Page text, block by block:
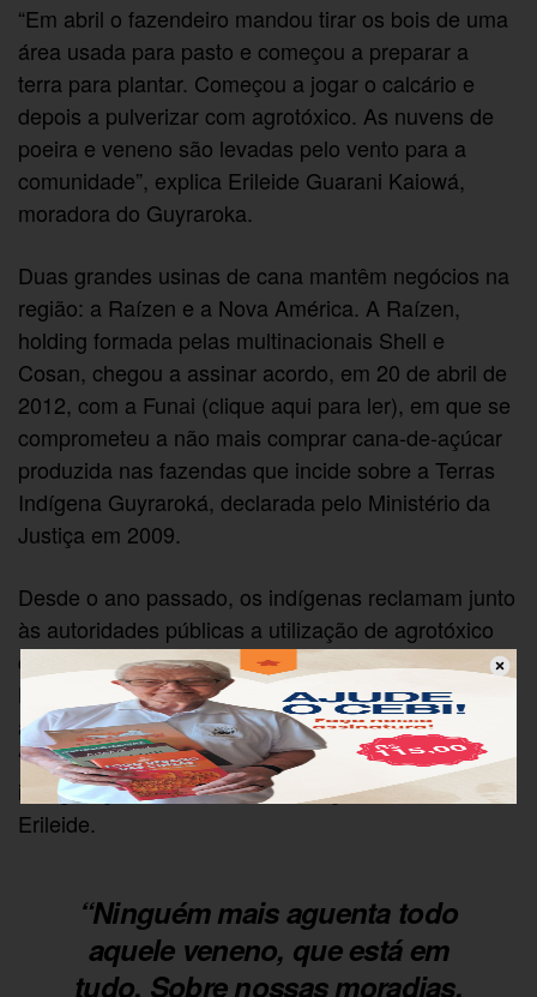
“Em abril o fazendeiro mandou tirar os bois de uma
área usada para pasto e começou a preparar a
terra para plantar. Começou a jogar o calcário e
depois a pulverizar com agrotóxico. As nuvens de
poeira e veneno são levadas pelo vento para a
comunidade”, explica Erileide Guarani Kaiowá,
moradora do Guyraroka.
Duas grandes usinas de cana mantêm negócios na
região: a Raízen e a Nova América. A Raízen,
holding formada pelas multinacionais Shell e
Cosan, chegou a assinar acordo, em 20 de abril de
2012, com a Funai (clique aqui para ler), em que se
comprometeu a não mais comprar cana-de-açúcar
produzida nas fazendas que incide sobre a Terras
Indígena Guyraroká, declarada pelo Ministério da
Justiça em 2009.
Desde o ano passado, os indígenas reclamam junto
às autoridades públicas a utilização de agrotóxico
contra a comunidade, composta por 120 Guarani
Kaiowá; do total, entre 40 e 50 são crianças e
adolescentes. A coincidência agora é que
“começaram a usar esses venenos depois da
inauguração da escola, no começo de abril”, diz
Erileide.
“Ninguém mais aguenta todo
aquele veneno, que está em
tudo. Sobre nossas moradias,